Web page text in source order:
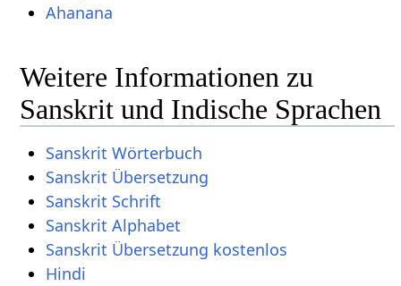
Ahanana
Weitere Informationen zu
Sanskrit und Indische Sprachen
Sanskrit Wörterbuch
Sanskrit Übersetzung
Sanskrit Schrift
Sanskrit Alphabet
Sanskrit Übersetzung kostenlos
Hindi